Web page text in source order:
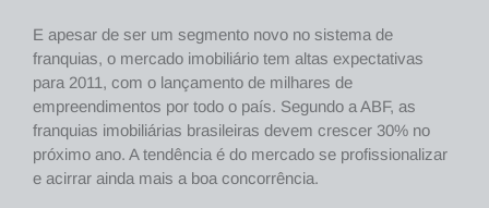
E apesar de ser um segmento novo no sistema de
franquias, o mercado imobiliário tem altas expectativas
para 2011, com o lançamento de milhares de
empreendimentos por todo o país. Segundo a ABF, as
franquias imobiliárias brasileiras devem crescer 30% no
próximo ano. A tendência é do mercado se profissionalizar
e acirrar ainda mais a boa concorrência.